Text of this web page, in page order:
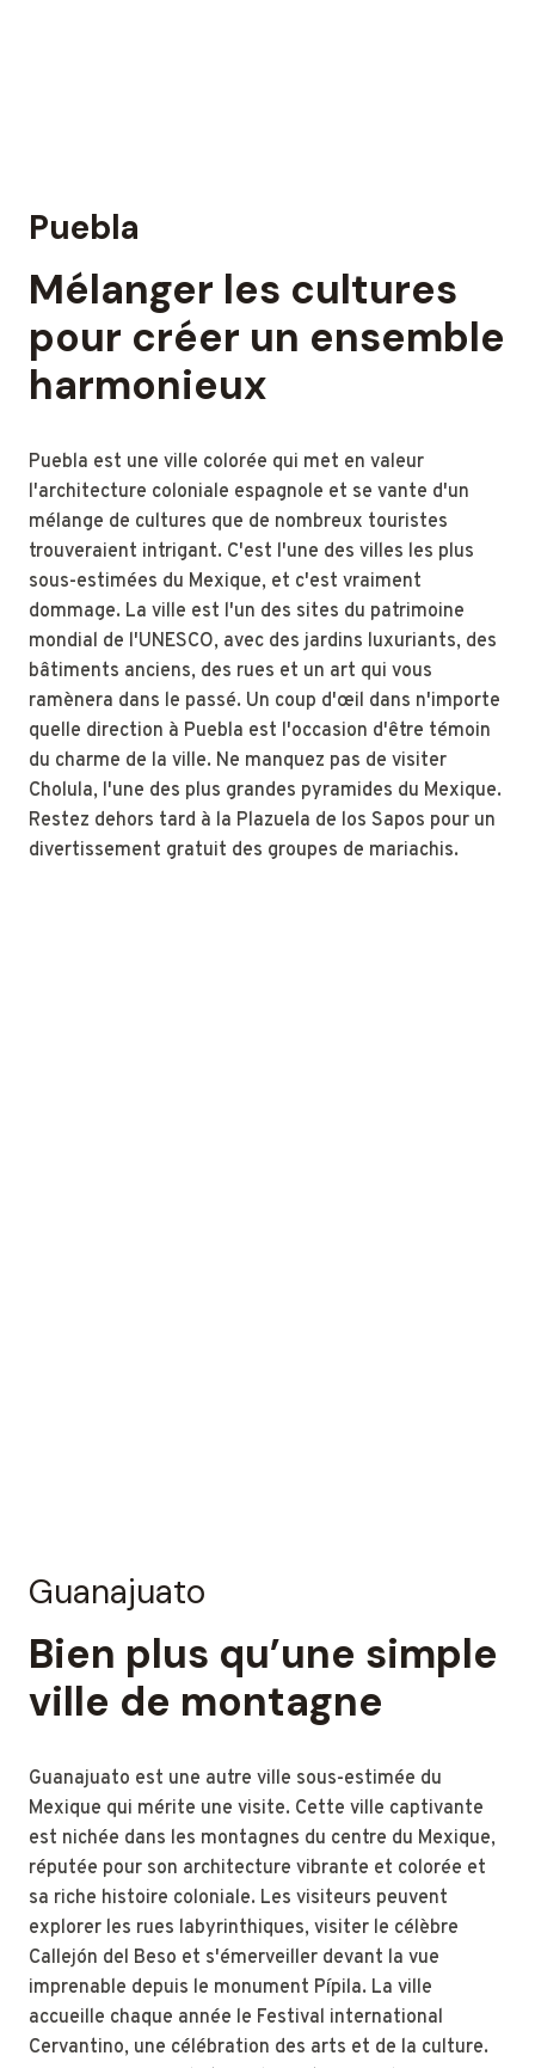
Puebla
Mélanger les cultures
pour créer un ensemble
harmonieux
Puebla est une ville colorée qui met en valeur
l'architecture coloniale espagnole et se vante d'un
mélange de cultures que de nombreux touristes
trouveraient intrigant. C'est l'une des villes les plus
sous-estimées du Mexique, et c'est vraiment
dommage. La ville est l'un des sites du patrimoine
mondial de l'UNESCO, avec des jardins luxuriants, des
bâtiments anciens, des rues et un art qui vous
ramènera dans le passé. Un coup d'œil dans n'importe
quelle direction à Puebla est l'occasion d'être témoin
du charme de la ville. Ne manquez pas de visiter
Cholula, l'une des plus grandes pyramides du Mexique.
Restez dehors tard à la Plazuela de los Sapos pour un
divertissement gratuit des groupes de mariachis.
Guanajuato
Bien plus qu’une simple
ville de montagne
Guanajuato est une autre ville sous-estimée du
Mexique qui mérite une visite. Cette ville captivante
est nichée dans les montagnes du centre du Mexique,
réputée pour son architecture vibrante et colorée et
sa riche histoire coloniale. Les visiteurs peuvent
explorer les rues labyrinthiques, visiter le célèbre
Callejón del Beso et s'émerveiller devant la vue
imprenable depuis le monument Pípila. La ville
accueille chaque année le Festival international
Cervantino, une célébration des arts et de la culture.